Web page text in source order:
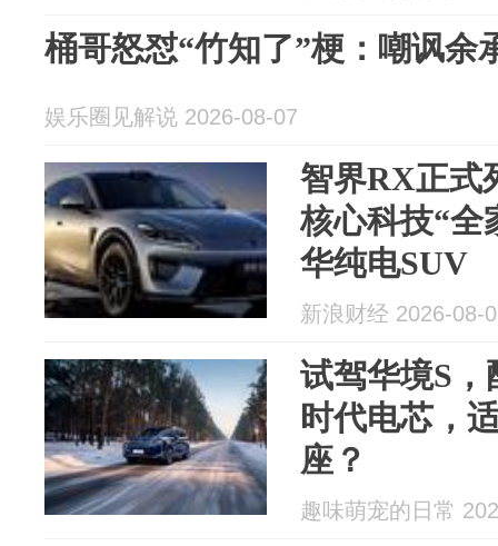
桶哥怒怼“竹知了”梗：嘲讽余
娱乐圈见解说 2026-08-07
智界RX正式
核心科技“全
华纯电SUV
新浪财经 2026-08-
试驾华境S
时代电芯，
座？
趣味萌宠的日常